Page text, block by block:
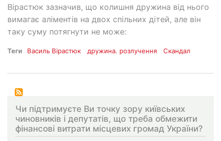
Вірастюк зазначив, що колишня дружина від нього
вимагає аліментів на двох спільних дітей, але він
таку суму потягнути не може:
Теги Василь Вірастюк дружина. розлучення Скандал
Чи підтримуєте Ви точку зору київських
чиновників і депутатів, що треба обмежити
фінансові витрати місцевих громад України?